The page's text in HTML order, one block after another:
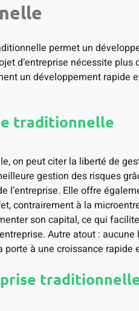
permet un
d’entreprise nécessite plus
un développement rapide
traditionnelle
on peut citer la liberté de
gestion des risques
l’entreprise. Elle offre
contrairement à la
son capital, ce qui
Autre atout :
à une croissance rapide